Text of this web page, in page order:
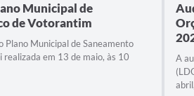
Municipal de
de Votorantim
Plano Municipal de Saneamento
realizada em 13 de maio, às 10
A